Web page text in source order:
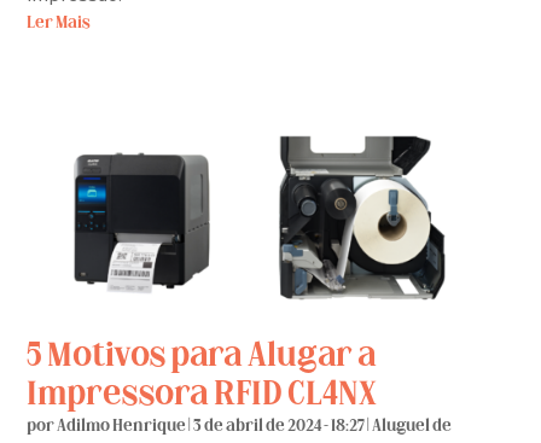
Ler Mais
5 Motivos para Alugar a
Impressora RFID CL4NX
porAdilmo Henrique |3 de abril de 2024 - 18:27 |Aluguel de